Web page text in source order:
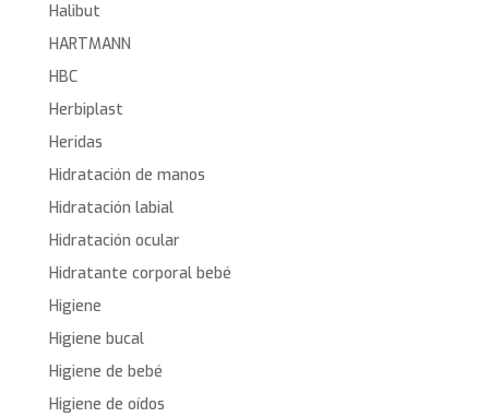
Halibut
HARTMANN
HBC
Herbiplast
Heridas
Hidratación de manos
Hidratación labial
Hidratación ocular
Hidratante corporal bebé
Higiene
Higiene bucal
Higiene de bebé
Higiene de oídos